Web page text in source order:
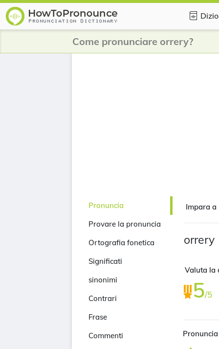
Come pronunciare orrery?
Pronuncia
Provare la pronuncia
Ortografia fonetica
Significati
sinonimi
Contrari
Frase
Commenti
Impara
orrery
Valuta la
5/5